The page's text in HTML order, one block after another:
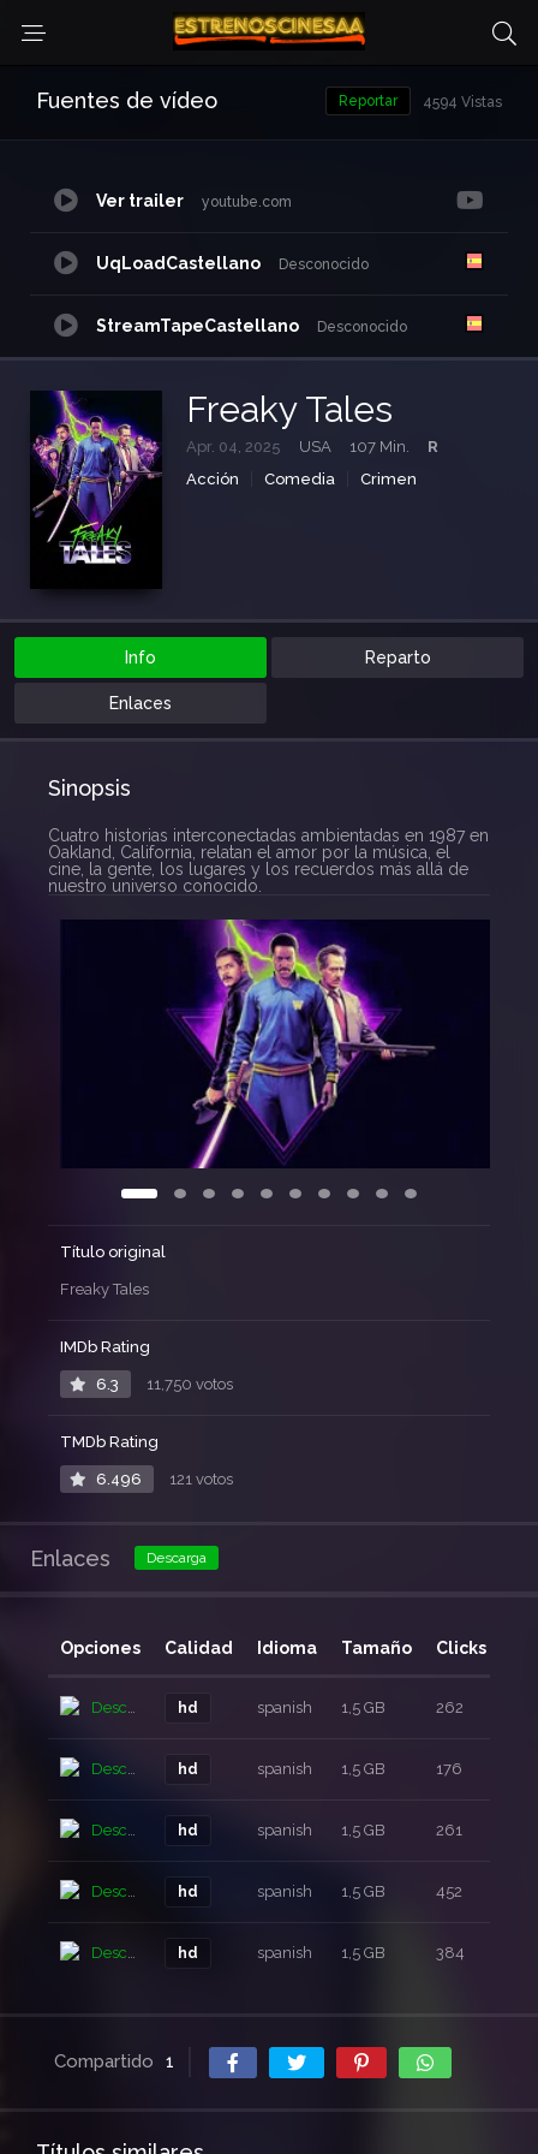
Fuentes de vídeo 4594 Vistas
Reportar
Ver trailer youtube.com
UqLoadCastellano Desconocido
StreamTapeCastellano Desconocido
DoodStreamCastellano
NetuCastellano waaw.ac
Freaky Tales
Apr. 04, 2025 USA 107 Min.
R
Acción
Comedia Crimen
Info Reparto
Enlaces
Sinopsis
Cuatro historias interconectadas ambientadas en 1987 en
Oakland, California, relatan el amor por la música, el
cine, la gente, los lugares y los recuerdos más allá de
nuestro universo conocido.
Título original
Freaky Tales
IMDb Rating
6.3 11,750 votos
TMDb Rating
6.496 121 votos
Enlaces Descarga
Opciones Calidad Idioma Tamaño Clicks
Descarga hd spanish 1,5 GB 262
Descarga hd spanish 1,5 GB 176
Descarga hd spanish 1,5 GB 261
Descarga hd spanish 1,5 GB 452
Descarga hd spanish 1,5 GB 384
Compartido 1